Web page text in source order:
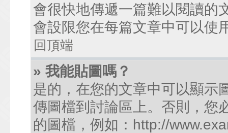
會很快地傳遞一篇難以閱讀的
會設限您在每篇文章中可以使
回頂端
» 我能貼圖嗎？
是的，在您的文章中可以顯示
傳圖檔到討論區上。否則，您
的圖檔，例如：http://